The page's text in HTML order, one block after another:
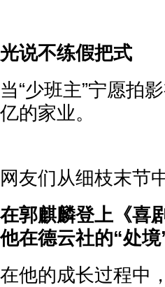
光说不练假把式
当“少班主”宁愿拍
亿的家业。
网友们从细枝末节
在郭麒麟登上《喜
他在德云社的“处境
在他的成长过程中